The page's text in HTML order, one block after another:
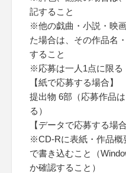
記すること
※他の戯曲・小説・映
た場合は、その作品名
すること
※応募は一人1点に限る
【紙で応募する場合】
提出物 6部（応募作品
る）
【データで応募する場合
※CD-Rに表紙・作品概
で書き込むこと（
か確認すること）